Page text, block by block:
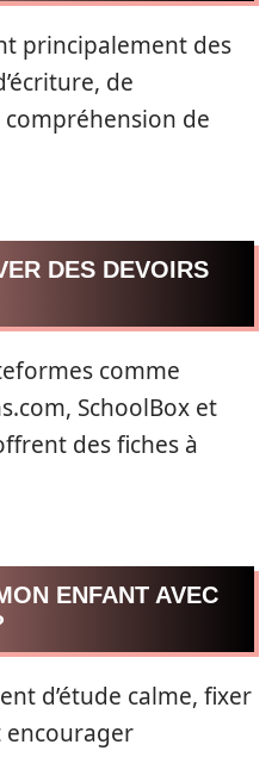
principalement des
de
de
DES DEVOIRS
comme
SchoolBox et
des fiches à
ENFANT AVEC
d’étude calme, fixer